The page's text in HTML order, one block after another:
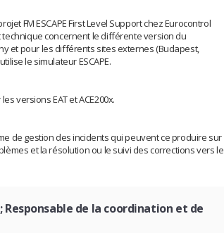
FM ESCAPE First Level Support chez Eurocontrol
concernent le différente version du
et pour les différents sites externes (Budapest,
le simulateur ESCAPE.
versions EAT et ACE200x.
de gestion des incidents qui peuvent ce produire sur
et la résolution ou le suivi des corrections vers le
de la coordination et de